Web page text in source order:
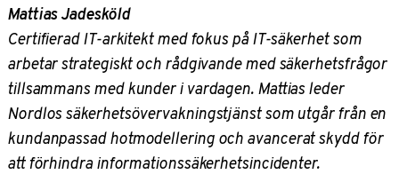
Mattias Jadesköld
Certifierad IT-arkitekt med fokus på IT-säkerhet som
arbetar strategiskt och rådgivande med säkerhetsfrågor
tillsammans med kunder i vardagen. Mattias leder
Nordlos säkerhetsövervakningstjänst som utgår från en
kundanpassad hotmodellering och avancerat skydd för
att förhindra informationssäkerhetsincidenter.